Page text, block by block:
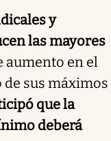
y
las mayores
aumento en el
de sus máximos
que la
deberá